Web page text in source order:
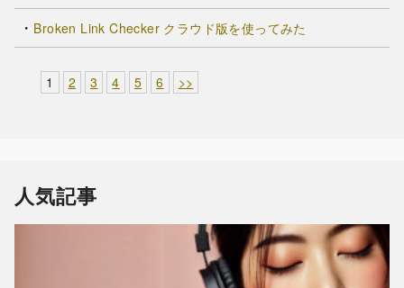
Broken Link Checker クラウド版を使ってみた
1 2 3 4 5 6 >>
人気記事